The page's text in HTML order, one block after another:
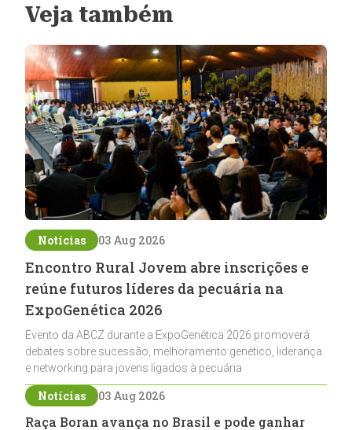
Veja também
Notícias 03 Aug 2026
Encontro Rural Jovem abre inscrições e
reúne futuros líderes da pecuária na
ExpoGenética 2026
Evento da ABCZ durante a ExpoGenética 2026 promoverá
debates sobre sucessão, melhoramento genético, liderança
e networking para jovens ligados à pecuária
Notícias 03 Aug 2026
Raça Boran avança no Brasil e pode ganhar